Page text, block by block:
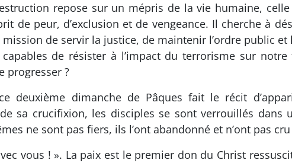
repose sur un mépris de la vie humaine,
de peur, d’exclusion et de vengeance. Il cherche à
mission de servir la justice, de maintenir l’ordre public
capables de résister à l’impact du terrorisme sur
progresser ?
ce deuxième dimanche de Pâques fait le récit
sa crucifixion, les disciples se sont verrouillés
ne sont pas fiers, ils l’ont abandonné et n’ont pas
vous ! ». La paix est le premier don du Christ